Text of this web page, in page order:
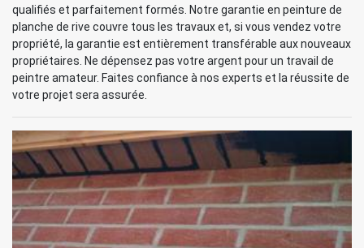
qualifiés et parfaitement formés. Notre garantie en peinture de
planche de rive couvre tous les travaux et, si vous vendez votre
propriété, la garantie est entièrement transférable aux nouveaux
propriétaires. Ne dépensez pas votre argent pour un travail de
peintre amateur. Faites confiance à nos experts et la réussite de
votre projet sera assurée.